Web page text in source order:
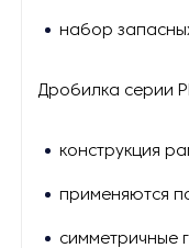
набор
Дробилка серии
конструкция
применяются
симметричные